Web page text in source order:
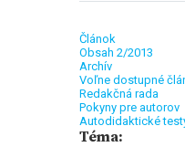
Článok
Obsah 2/2013
Archív
Voľne dostupné
Redakčná rada
Pokyny pre autorov
Autodidaktické
Téma: